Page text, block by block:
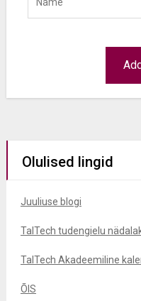
Olulised lingid
Juuliuse blogi
TalTech tudengielu
TalTech Akadeemiline
ÕIS